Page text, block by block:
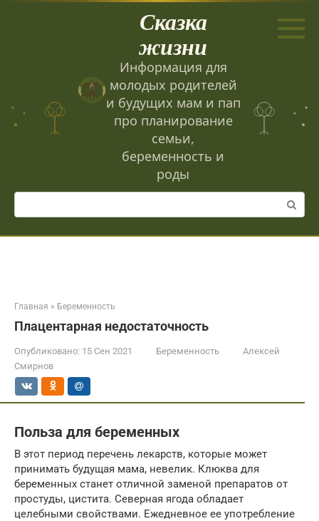
Сказка
жизни
Информация для
молодых родителей
и будущих мам и пап
про планирование
семьи,
беременность и
роды
Поиск:
Главная » Беременность
Плацентарная недостаточность
Опубликовано: 15 Сен 2021 Беременность
Алексей
Смирнов
Польза для беременных
В этот период перечень лекарств, которые может
принимать будущая мама, невелик. Клюква для
беременных станет отличной заменой препаратов от
простуды, цистита. Северная ягода обладает
целебными свойствами. Ежедневное ее употребление